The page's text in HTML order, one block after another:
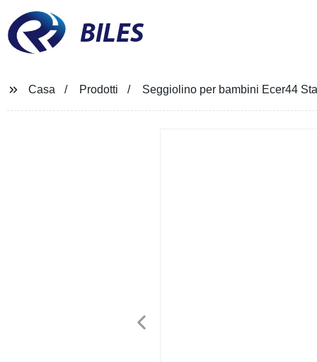
BILES
Casa Prodotti Seggiolino per bambini Ecer44